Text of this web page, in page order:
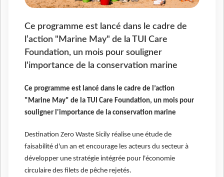
Ce programme est lancé dans le cadre de
l’action "Marine May" de la TUI Care
Foundation, un mois pour souligner
l'importance de la conservation marine
Ce programme est lancé dans le cadre de l’action
"Marine May" de la TUI Care Foundation, un mois pour
souligner l'importance de la conservation marine
Destination Zero Waste Sicily réalise une étude de
faisabilité d'un an et encourage les acteurs du secteur à
développer une stratégie intégrée pour l'économie
circulaire des filets de pêche rejetés.